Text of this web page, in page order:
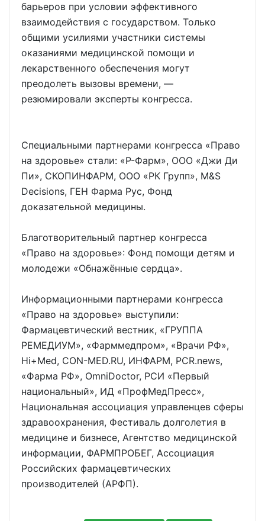
барьеров при условии эффективного
взаимодействия с государством. Только
общими усилиями участники системы
оказаниями медицинской помощи и
лекарственного обеспечения могут
преодолеть вызовы времени, —
резюмировали эксперты конгресса.
Специальными партнерами конгресса «Право
на здоровье» стали: «Р-Фарм», ООО «Джи Ди
Пи», СКОПИНФАРМ, ООО «РК Групп», M&S
Decisions, ГЕН Фарма Рус, Фонд
доказательной медицины.
Благотворительный партнер конгресса
«Право на здоровье»: Фонд помощи детям и
молодежи «Обнажённые сердца».
Информационными партнерами конгресса
«Право на здоровье» выступили:
Фармацевтический вестник, «ГРУППА
РЕМЕДИУМ», «Фарммедпром», «Врачи РФ»,
Hi+Med, CON-MED.RU, ИНФАРМ, PCR.news,
«Фарма РФ», OmniDoctor, РСИ «Первый
национальный», ИД «ПрофМедПресс»,
Национальная ассоциация управленцев сферы
здравоохранения, Фестиваль долголетия в
медицине и бизнесе, Агентство медицинской
информации, ФАРМПРОБЕГ, Ассоциация
Российских фармацевтических
производителей (АРФП).